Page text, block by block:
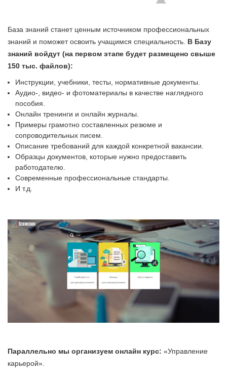
База знаний станет ценным источником профессиональных
знаний и поможет освоить учащимся специальность. В Базу
знаний войдут (на первом этапе будет размещено свыше
150 тыс. файлов):
Инструкции, учебники, тесты, нормативные документы.
Аудио-, видео- и фотоматериалы в качестве наглядного
пособия.
Онлайн тренинги и онлайн журналы.
Примеры грамотно составленных резюме и
сопроводительных писем.
Описание требований для каждой конкретной вакансии.
Образцы документов, которые нужно предоставить
работодателю.
Современные профессиональные стандарты.
И т.д.
Параллельно мы организуем онлайн курс: «Управление
карьерой».